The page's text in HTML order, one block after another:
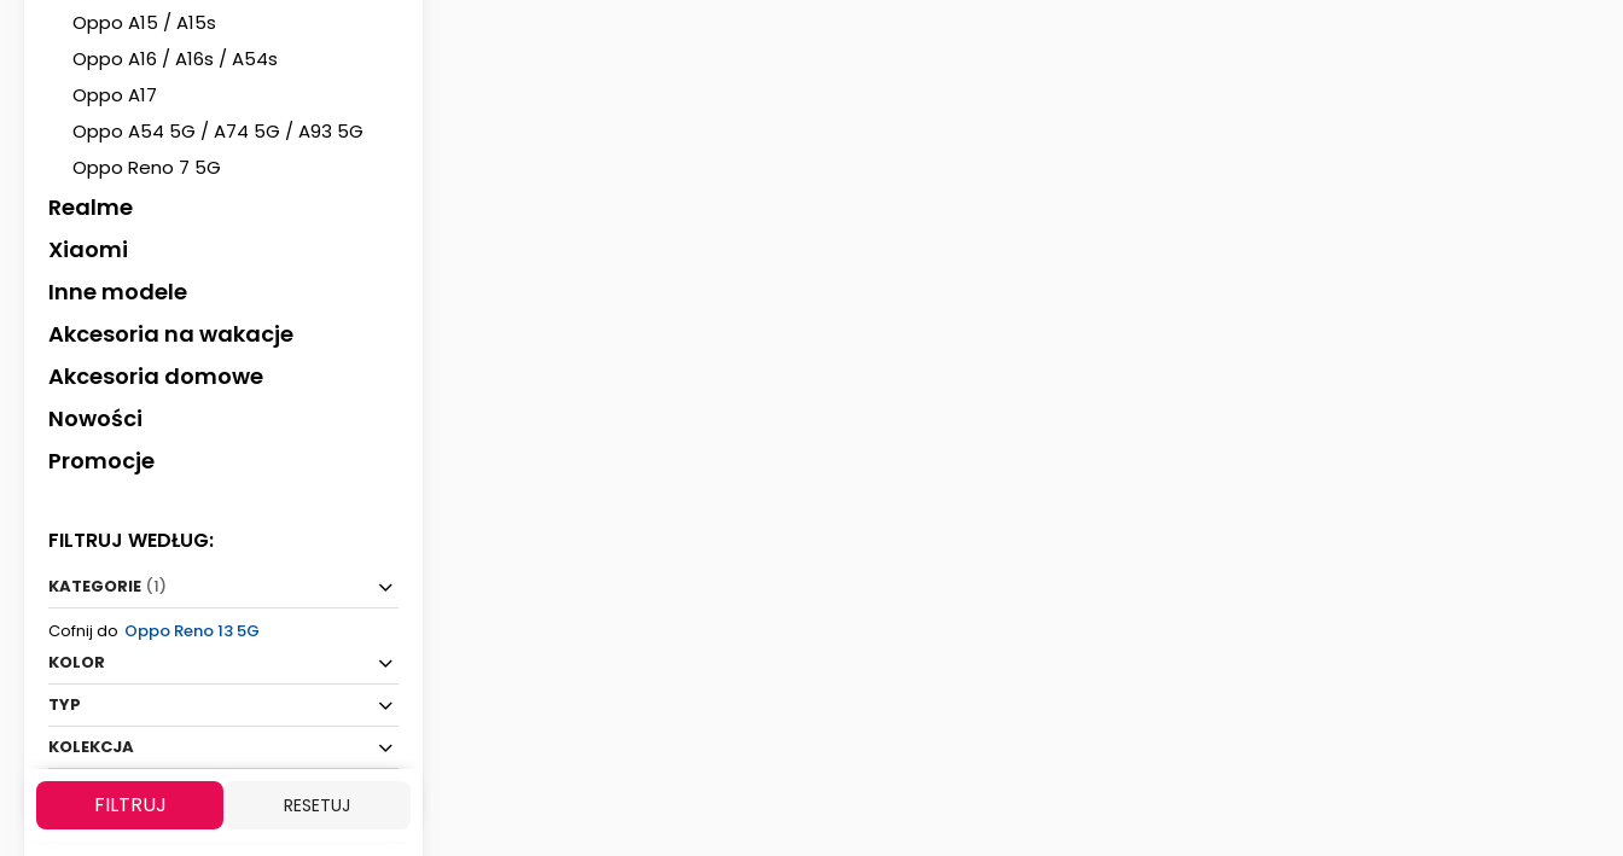
Oppo A15 / A15s
Oppo A16 / A16s / A54s
Oppo A17
Oppo A54 5G / A74 5G / A93 5G
Oppo Reno 7 5G
Realme
Xiaomi
Inne modele
Akcesoria na wakacje
Akcesoria domowe
Nowości
Promocje
FILTRUJ WEDŁUG:
KATEGORIE (1)
Cofnij do Oppo Reno 13 5G
KOLOR
TYP
KOLEKCJA
FILTRUJ RESETUJ